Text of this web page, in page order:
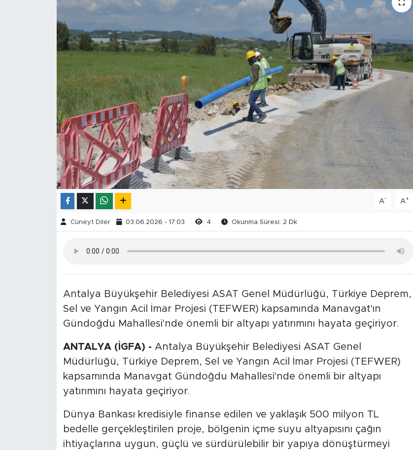
A- A+
Cüneyt Diler 03.06.2026 - 17:03 4 Okunma Süresi: 2 Dk
Antalya Büyükşehir Belediyesi ASAT Genel Müdürlüğü, Türkiye Deprem,
Sel ve Yangın Acil İmar Projesi (TEFWER) kapsamında Manavgat'ın
Gündoğdu Mahallesi'nde önemli bir altyapı yatırımını hayata geçiriyor.
ANTALYA (İGFA) - Antalya Büyükşehir Belediyesi ASAT Genel
Müdürlüğü, Türkiye Deprem, Sel ve Yangın Acil İmar Projesi (TEFWER)
kapsamında Manavgat Gündoğdu Mahallesi'nde önemli bir altyapı
yatırımını hayata geçiriyor.
Dünya Bankası kredisiyle finanse edilen ve yaklaşık 500 milyon TL
bedelle gerçekleştirilen proje, bölgenin içme suyu altyapısını çağın
ihtiyaçlarına uygun, güçlü ve sürdürülebilir bir yapıya dönüştürmeyi